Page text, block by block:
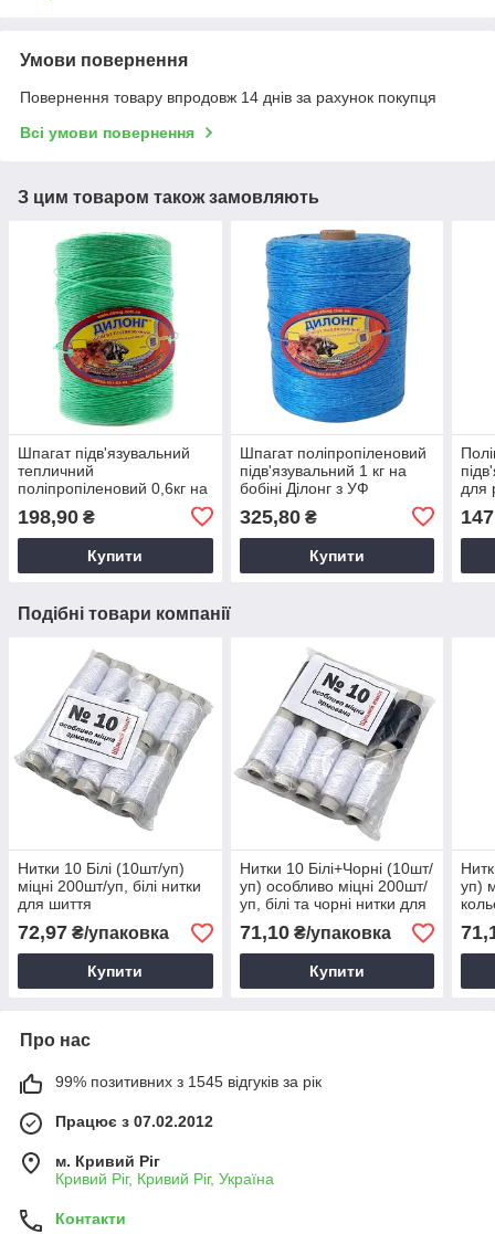
Умови повернення
Повернення товару впродовж 14 днів за рахунок покупця
Всі умови повернення
З цим товаром також замовляють
Шпагат підв'язувальний
тепличний
поліпропіленовий 0,6кг на
захисною добавкою в
асорт.
198,90 ₴
Купити
Шпагат поліпропіленовий
підв'язувальний 1 кг на
бобіні Ділонг з УФ
асорт.
325,80₴
Купити
для
Подібні товари компанії
Нитки 10 Білі (10шт/уп)
міцні 200шт/уп, білі нитки
для шиття
72,97 ₴/упаковка
Купити
Нитки 10 Білі+Чорні (10шт/
уп) особливо міцні 200шт/
уп, білі та чорні нитки для
шиття, нитки для швейної
машини
71,10₴/упаковка
Купити
уп)
Про нас
99% позитивних з 1545 відгуків за рік
Працює з 07.02.2012
м. Кривий Ріг
Кривий Ріг, Кривий Ріг, Україна
Контакти